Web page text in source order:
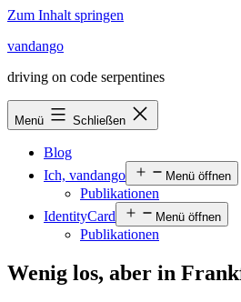
Zum Inhalt springen
vandango
driving on code serpentines
Menü Schließen
Blog
Ich, vandango
Menü öffnen
Publikationen
IdentityCard
Menü öffnen
Publikationen
Wenig los, aber in